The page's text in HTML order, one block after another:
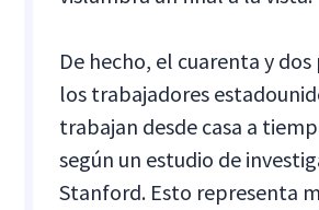
De hecho, el cuarenta y
los trabajadores
trabajan desde casa a
según un estudio de
Stanford. Esto representa